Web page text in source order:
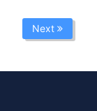
Next